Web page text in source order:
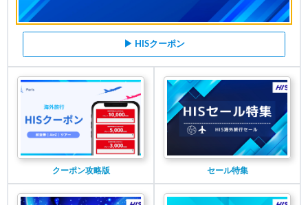
▶ HISクーポン
クーポン攻略版 セール特集